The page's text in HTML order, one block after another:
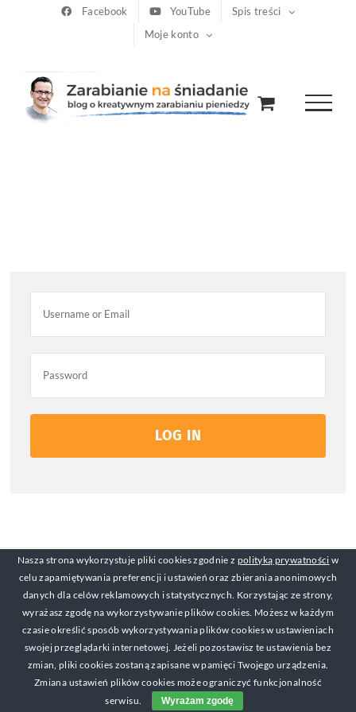
Facebook YouTube
Spis treści
Moje konto
LOG IN
© Copyright 2017-2019 Michał Mackiewicz Kontakt:
michal@zarabianienasniadanie.pl
Nasza strona wykorzystuje pliki cookies zgodnie z polityką prywatności w
celu zapamiętywania preferencji i ustawień oraz zbierania anonimowych
danych dla celów reklamowych i statystycznych. Korzystając ze strony,
wyrażasz zgodę na wykorzystywanie plików cookies. Możesz w każdym
czasie określić sposób wykorzystywania plików cookies w ustawieniach
swojej przeglądarki internetowej. Jeżeli pozostawisz te ustawienia bez
zmian, pliki cookies zostaną zapisane w pamięci Twojego urządzenia.
Zmiana ustawień plików cookies może ograniczyć funkcjonalność
serwisu.
Wyrażam zgodę